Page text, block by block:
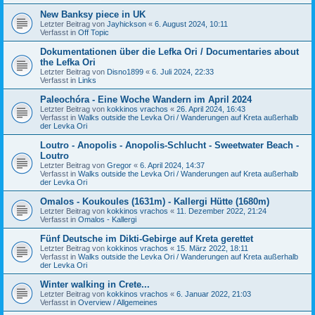
New Banksy piece in UK
Letzter Beitrag von Jayhickson « 6. August 2024, 10:11
Verfasst in Off Topic
Dokumentationen über die Lefka Ori / Documentaries about
the Lefka Ori
Letzter Beitrag von Disno1899 « 6. Juli 2024, 22:33
Verfasst in Links
Paleochóra - Eine Woche Wandern im April 2024
Letzter Beitrag von kokkinos vrachos « 26. April 2024, 16:43
Verfasst in Walks outside the Levka Ori / Wanderungen auf Kreta außerhalb
der Levka Ori
Loutro - Anopolis - Anopolis-Schlucht - Sweetwater Beach -
Loutro
Letzter Beitrag von Gregor « 6. April 2024, 14:37
Verfasst in Walks outside the Levka Ori / Wanderungen auf Kreta außerhalb
der Levka Ori
Omalos - Koukoules (1631m) - Kallergi Hütte (1680m)
Letzter Beitrag von kokkinos vrachos « 11. Dezember 2022, 21:24
Verfasst in Omalos - Kallergi
Fünf Deutsche im Dikti-Gebirge auf Kreta gerettet
Letzter Beitrag von kokkinos vrachos « 15. März 2022, 18:11
Verfasst in Walks outside the Levka Ori / Wanderungen auf Kreta außerhalb
der Levka Ori
Winter walking in Crete...
Letzter Beitrag von kokkinos vrachos « 6. Januar 2022, 21:03
Verfasst in Overview / Allgemeines